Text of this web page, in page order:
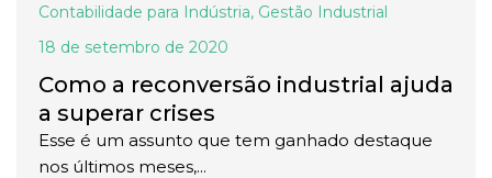
Contabilidade para Indústria, Gestão Industrial
18 de setembro de 2020
Como a reconversão industrial ajuda
a superar crises
Esse é um assunto que tem ganhado destaque
nos últimos meses,...